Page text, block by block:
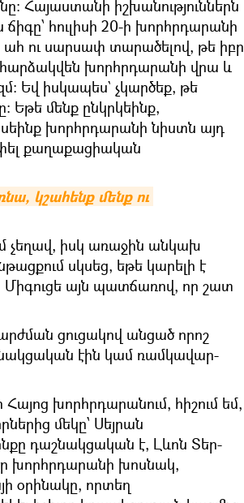
Հայաստանի իշխանություններն
հուլիսի 20-ի խորհրդարանի
ու սարսափ տարածելով, թե իբր
խորհրդարանի վրա և
Եվ իսկապես` չկարծեք, թե
Եթե մենք ընկրկեինք,
խորհրդարանի նիստն այդ
քաղաքացիական
կշահենք մենք ու
իսկ առաջին անկախ
սկսեց, եթե կարելի է
Միգուցե այն պատճառով, որ շատ
ցուցակով անցած որոշ
էին կամ ռամկավար-
խորհրդարանում, հիշում եմ,
մեկը՝ Սեյրան
դաշնակցական է, Լևոն Տեր-
խորհրդարանի խոսնակ,
օրինակը, որտեղ